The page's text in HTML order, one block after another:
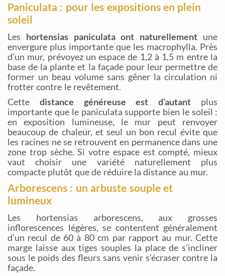
Paniculata : pour les expositions en plein
soleil
Les hortensias paniculata ont naturellement une
envergure plus importante que les macrophylla. Près
d’un mur, prévoyez un espace de 1,2 à 1,5 m entre la
base de la plante et la façade pour leur permettre de
former un beau volume sans gêner la circulation ni
frotter contre le revêtement.
Cette distance généreuse est d’autant plus
importante que le paniculata supporte bien le soleil :
en exposition lumineuse, le mur peut renvoyer
beaucoup de chaleur, et seul un bon recul évite que
les racines ne se retrouvent en permanence dans une
zone trop sèche. Si votre espace est compté, mieux
vaut choisir une variété naturellement plus
compacte plutôt que de réduire la distance au mur.
Arborescens : un arbuste souple et
lumineux
Les hortensias arborescens, aux grosses
inflorescences légères, se contentent généralement
d’un recul de 60 à 80 cm par rapport au mur. Cette
marge laisse aux tiges souples la place de s’incliner
sous le poids des fleurs sans venir s’écraser contre la
façade.